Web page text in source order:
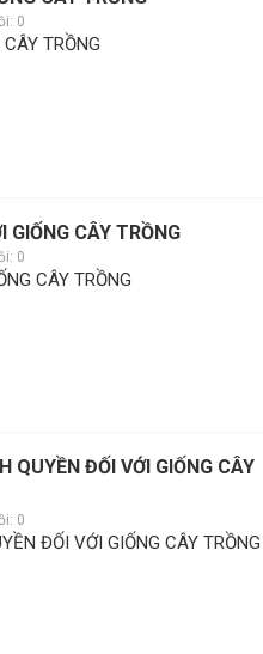
0
TRỒNG
CÂY TRỒNG
0
CÂY TRỒNG
QUYỀN ĐỐI VỚI GIỐNG CÂY
0
ĐỐI VỚI GIỐNG CÂY TRỒNG